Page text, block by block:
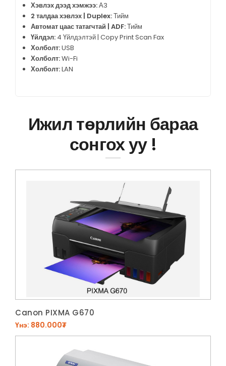
Хэвлэх дээд хэмжээ:А3
2 талдаа хэвлэх | Duplex:Тийм
Автомат цаас татагчтай | ADF:Тийм
Үйлдэл: 4 Үйлдэлтэй | Copy Print Scan Fax
Холболт:USB
Холболт:Wi-Fi
Холболт:LAN
Ижил төрлийн бараа
сонгох уу !
Canon PIXMA G670
Үнэ: 880.000₮